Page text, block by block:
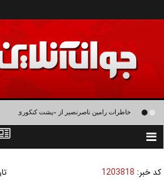
خاطرات رامین ناصرنصیر از «پشت‌ کنکوری‌ها» و
Toggle
کد خبر: 1203818